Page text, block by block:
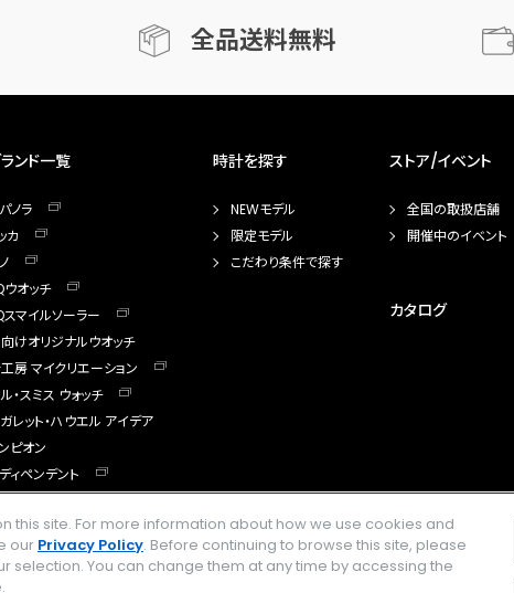
全品送料無料
ンド一覧
ノラ
カ
オッチ
マイルソーラー
けオリジナルウオッチ
房 マイクリエーション
・スミス ウォッチ
レット・ハウエル アイデア
ピオン
ィペンデント
時計を探す
NEWモデル
限定モデル
こだわり条件で探す
ストア/イベント
全国の取扱店舗
開催中のイベント
カタログ
this site. For more information about how we use cookies and
our Privacy Policy. Before continuing to browse this site, please
selection. You can change them at any time by accessing the